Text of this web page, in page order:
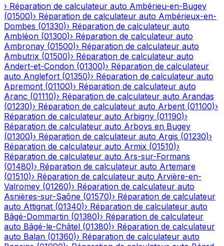
› Réparation de calculateur auto Ambérieu-en-Bugey
(01500)› Réparation de calculateur auto Ambérieux-en-
Dombes (01330)› Réparation de calculateur auto
Ambléon (01300)› Réparation de calculateur auto
Ambronay (01500)› Réparation de calculateur auto
Ambutrix (01500)› Réparation de calculateur auto
Andert-et-Condon (01300)› Réparation de calculateur
auto Anglefort (01350)› Réparation de calculateur auto
Apremont (01100)› Réparation de calculateur auto
Aranc (01110)› Réparation de calculateur auto Arandas
(01230)› Réparation de calculateur auto Arbent (01100)›
Réparation de calculateur auto Arbigny (01190)›
Réparation de calculateur auto Arboys en Bugey
(01300)› Réparation de calculateur auto Argis (01230)›
Réparation de calculateur auto Armix (01510)›
Réparation de calculateur auto Ars-sur-Formans
(01480)› Réparation de calculateur auto Artemare
(01510)› Réparation de calculateur auto Arvière-en-
Valromey (01260)› Réparation de calculateur auto
Asnières-sur-Saône (01570)› Réparation de calculateur
auto Attignat (01340)› Réparation de calculateur auto
Bâgé-Dommartin (01380)› Réparation de calculateur
auto Bâgé-le-Châtel (01380)› Réparation de calculateur
auto Balan (01360)› Réparation de calculateur auto